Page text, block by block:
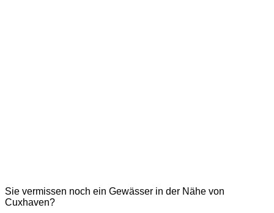
Sie vermissen noch ein Gewässer in der Nähe von
Cuxhaven?